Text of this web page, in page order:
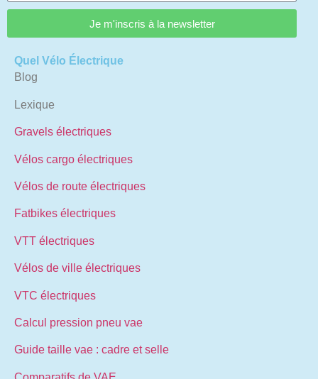
Je m'inscris à la newsletter
Quel Vélo Électrique
Blog
Lexique
Gravels électriques
Vélos cargo électriques
Vélos de route électriques
Fatbikes électriques
VTT électriques
Vélos de ville électriques
VTC électriques
Calcul pression pneu vae
Guide taille vae : cadre et selle